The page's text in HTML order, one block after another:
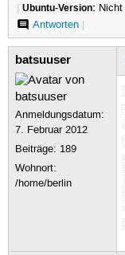
| Ubuntu-Version:
Antworten|
batsuuser
Anmeldungsdatum:
7. Februar 2012
Beiträge: 189
Wohnort:
/home/berlin